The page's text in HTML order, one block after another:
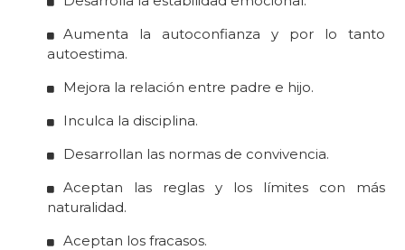
Aumenta la autoconfianza y por lo tanto
autoestima.
Mejora la relación entre padre e hijo.
Inculca la disciplina.
Desarrollan las normas de convivencia.
Aceptan las reglas y los límites con más
naturalidad.
Aceptan los fracasos.